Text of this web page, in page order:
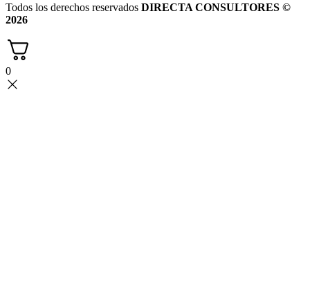
Todos los derechos reservados DIRECTA CONSULTORES ©
2026
0